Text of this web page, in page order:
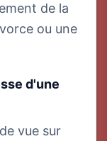
de la
ou une
d'une
vue sur